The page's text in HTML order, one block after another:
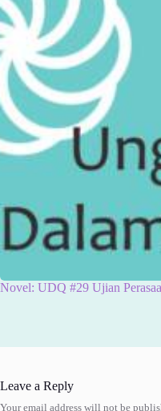
Novel: UDQ #29 Ujian
Leave a Reply
Your email address will not be